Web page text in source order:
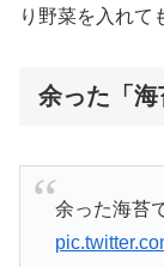
り野菜を入れて
余った「海
余った海苔